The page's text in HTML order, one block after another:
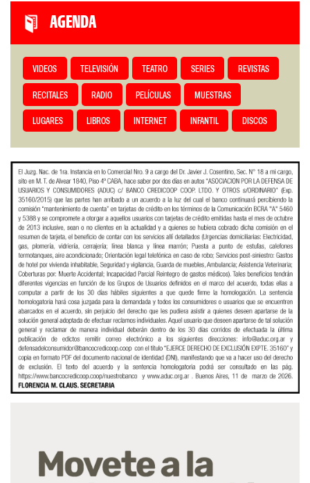
AGENDA
VIDEOS TELEVISIÓN TEATRO SERIES REVISTAS
RECITALES RADIO PELÍCULAS MUESTRAS
LUGARES LIBROS INTERNET INFANTIL DISCOS